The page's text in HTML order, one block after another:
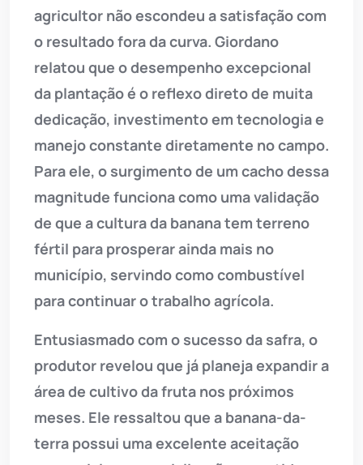
agricultor não escondeu a satisfação com
o resultado fora da curva. Giordano
relatou que o desempenho excepcional
da plantação é o reflexo direto de muita
dedicação, investimento em tecnologia e
manejo constante diretamente no campo.
Para ele, o surgimento de um cacho dessa
magnitude funciona como uma validação
de que a cultura da banana tem terreno
fértil para prosperar ainda mais no
município, servindo como combustível
para continuar o trabalho agrícola.
Entusiasmado com o sucesso da safra, o
produtor revelou que já planeja expandir a
área de cultivo da fruta nos próximos
meses. Ele ressaltou que a banana-da-
terra possui uma excelente aceitação